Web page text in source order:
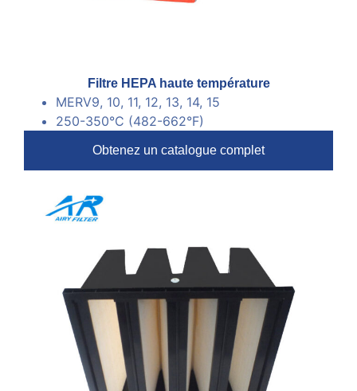
Filtre HEPA haute température
MERV9, 10, 11, 12, 13, 14, 15
250-350°C (482-662°F)
Obtenez un catalogue complet